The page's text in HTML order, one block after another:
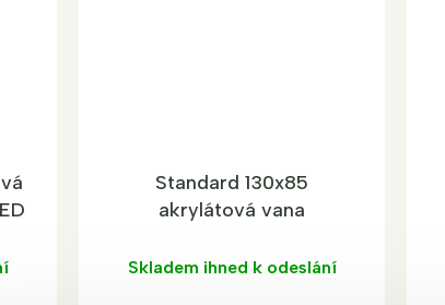
Standard 130x85
akrylátová vana
Skladem ihned k odeslání